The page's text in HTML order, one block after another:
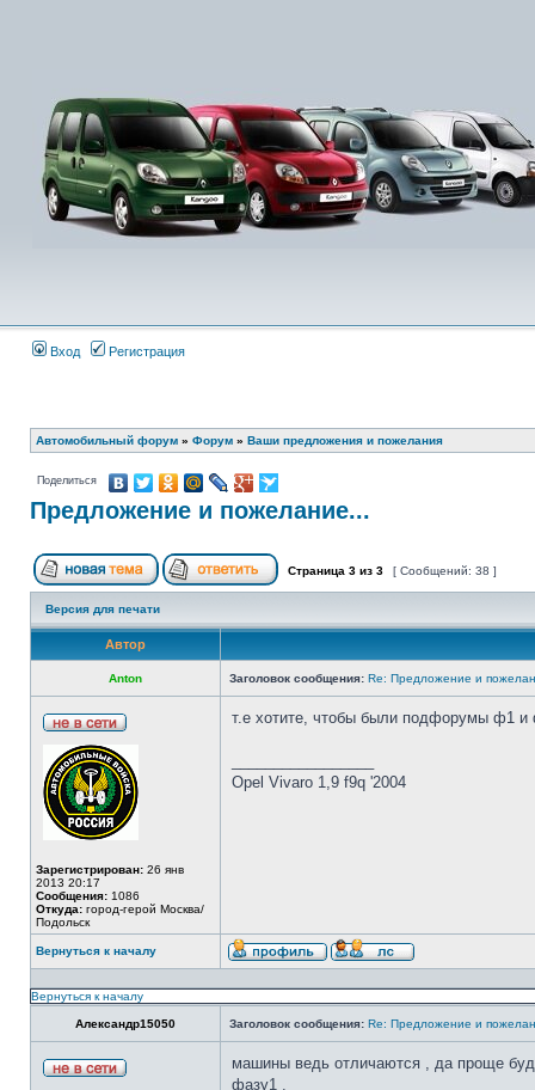
Вход Регистрация
Автомобильный форум » Форум » Ваши предложения и пожелания
Поделиться
Предложение и пожелание...
Страница 3 из 3 [ Сообщений: 38 ]
Версия для печати
Автор
Anton Заголовок сообщения: Re: Предложение и
Зарегистрирован: 26 янв
2013 20:17
Сообщения: 1086
Откуда: город-герой Москва/
Подольск
т.е хотите, чтобы были подфорумы ф1 и
Opel Vivaro 1,9 f9q '2004
Вернуться к началу
Вернуться к началу
Александр15050 Заголовок сообщения: Re: Предложение и
машины ведь отличаются , да проще
фазу1 .